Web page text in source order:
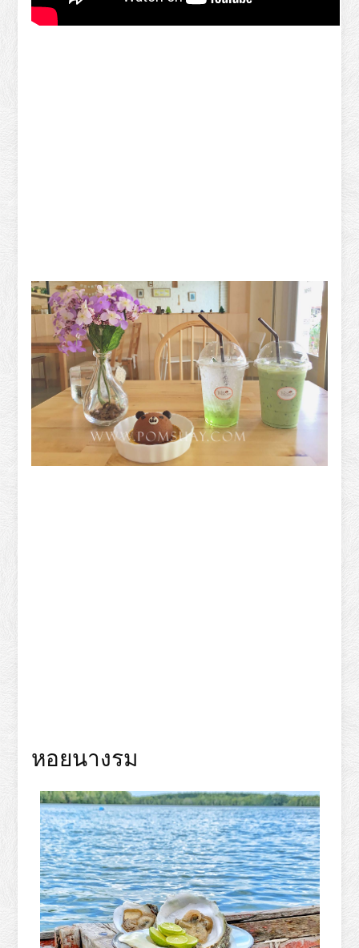
หอยนางรม